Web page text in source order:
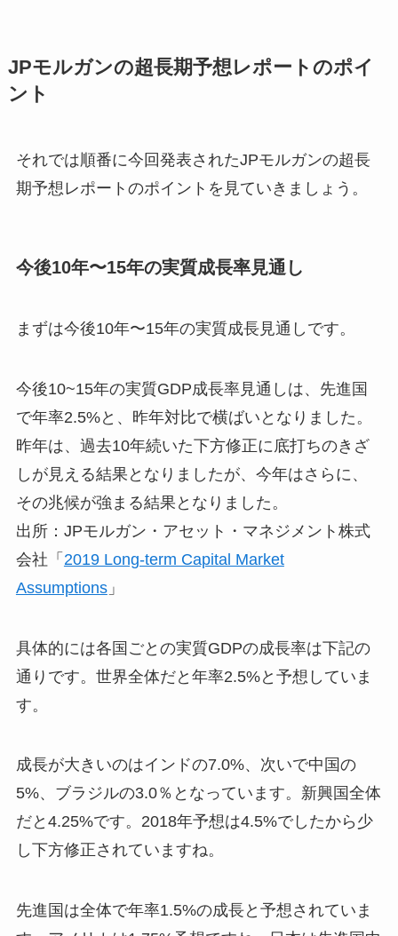
JPモルガンの超長期予想レポートのポイ
ント
それでは順番に今回発表されたJPモルガンの超長
期予想レポートのポイントを見ていきましょう。
今後10年〜15年の実質成長率見通し
まずは今後10年〜15年の実質成長見通しです。
今後10~15年の実質GDP成長率見通しは、先進国
で年率2.5%と、昨年対比で横ばいとなりました。
昨年は、過去10年続いた下方修正に底打ちのきざ
しが見える結果となりましたが、今年はさらに、
その兆候が強まる結果となりました。
出所：JPモルガン・アセット・マネジメント株式
会社「 2019 Long-term Capital Market
Assumptions」
具体的には各国ごとの実質GDPの成長率は下記の
通りです。世界全体だと年率2.5%と予想していま
す。
成長が大きいのはインドの7.0%、次いで中国の
5%、ブラジルの3.0％となっています。新興国全体
だと4.25%です。2018年予想は4.5%でしたから少
し下方修正されていますね。
先進国は全体で年率1.5%の成長と予想されていま